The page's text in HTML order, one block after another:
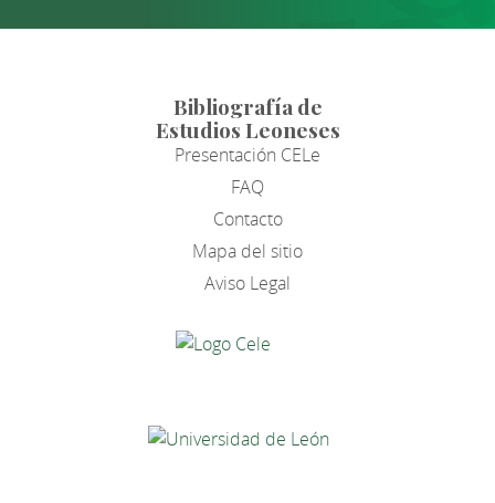
Bibliografía de
Estudios Leoneses
Presentación CELe
FAQ
Contacto
Mapa del sitio
Aviso Legal